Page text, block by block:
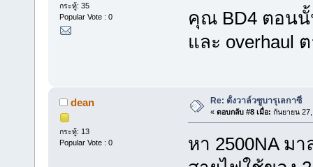
กระทู้: 35
Popular Vote : 0
คุณ BD4 ตอนนั้
และ overhaul
dean
กระทู้: 13
Popular Vote : 0
Re: ตั้งวาล์วซูบารุเลกาซี่
« ตอบกลับ #8 เมื่อ: กันยายน
หา 2500NA ม